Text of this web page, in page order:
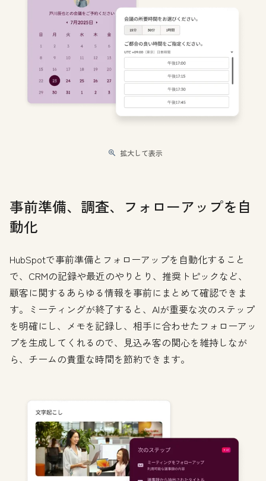
拡大して表示
事前準備、調査、フォローアップを自
動化
HubSpotで事前準備とフォローアップを自動化すること
で、CRMの記録や最近のやりとり、推奨トピックなど、
顧客に関するあらゆる情報を事前にまとめて確認できま
す。ミーティングが終了すると、AIが重要な次のステップ
を明確にし、メモを記録し、相手に合わせたフォローアッ
プを生成してくれるので、見込み客の関心を維持しなが
ら、チームの貴重な時間を節約できます。